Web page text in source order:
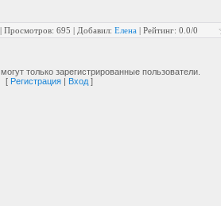
| Просмотров: 695 | Добавил: Елена | Рейтинг: 0.0/0
только зарегистрированные пользователи.
[ Регистрация | Вход ]